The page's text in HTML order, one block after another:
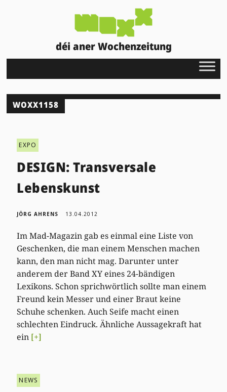
déi aner Wochenzeitung
WOXX1158
EXPO
DESIGN: Transversale
Lebenskunst
JÖRG AHRENS 13.04.2012
Im Mad-Magazin gab es einmal eine Liste von
Geschenken, die man einem Menschen machen
kann, den man nicht mag. Darunter unter
anderem der Band XY eines 24-bändigen
Lexikons. Schon sprichwörtlich sollte man einem
Freund kein Messer und einer Braut keine
Schuhe schenken. Auch Seife macht einen
schlechten Eindruck. Ähnliche Aussagekraft hat
ein [+]
NEWS